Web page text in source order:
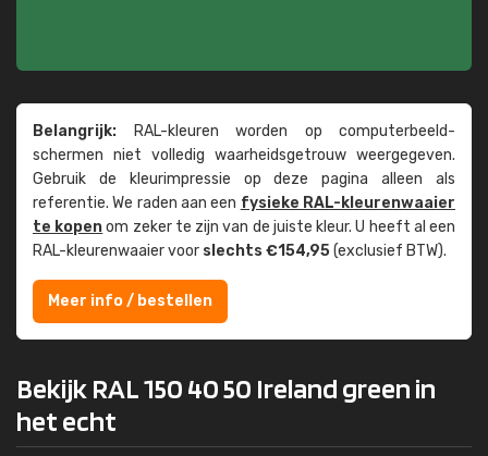
Belangrijk: RAL-kleuren worden op computer­beeld­
schermen niet volledig waarheids­­getrouw weer­gegeven.
Gebruik de kleur­impressie op deze pagina alleen als
referentie. We raden aan een fysieke RAL-kleuren­waaier
te kopenom zeker te zijn van de juiste kleur. U heeft al een
RAL-kleuren­waaier voor slechts €154,95(exclusief BTW).
Meer info / bestellen
Bekijk RAL 150 40 50 Ireland green in
het echt